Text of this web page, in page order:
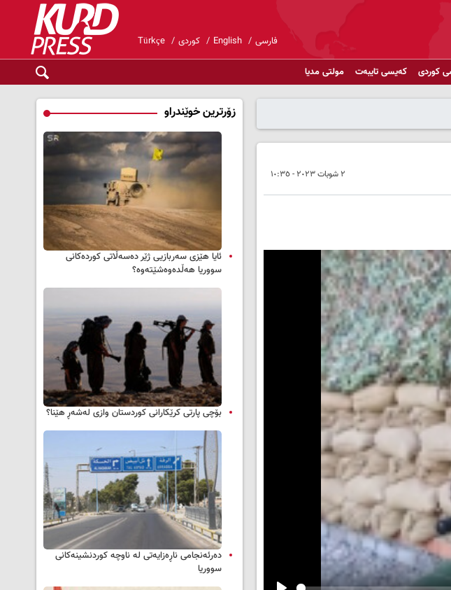
فارسی English کوردی Türkçe
کوردی کەیسی تایبەت مولتی مدیا
٢ شوبات ٢٠٢٣ - ١٠:٣٥
زۆرترین خوێندراو
ئایا هێزی سەربازیی ژێر دەسەڵاتی کوردەکانی
سووریا هەڵدەوەشێتەوە؟
بۆچی پارتی کرێکارانی کوردستان وازی لەشەڕ هێنا؟
دەرئەنجامی ناڕەزایەتی لە ناوچە کوردنشینەکانی
سووریا